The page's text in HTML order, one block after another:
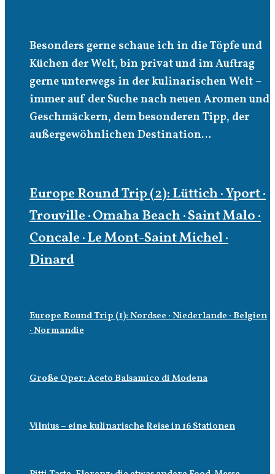
Besonders gerne schaue ich in die Töpfe und
Küchen der Welt, bin privat und im Auftrag
gerne unterwegs in der kulinarischen Welt –
immer auf der Suche nach neuen Aromen und
Geschmäckern, dem besonderen Tipp, der
außergewöhnlichen Destination…
Europe Round Trip (2): Lüttich · Yport ·
Trouville · Omaha Beach · Saint Malo ·
Concale · Le Mont-Saint Michel ·
Dinard
Europe Round Trip (1): Nordsee · Niederlande · Belgien
· Normandie
Große Oper: Aceto Balsamico di Modena
Vilnius – eine kulinarische Reise in 16 Stationen